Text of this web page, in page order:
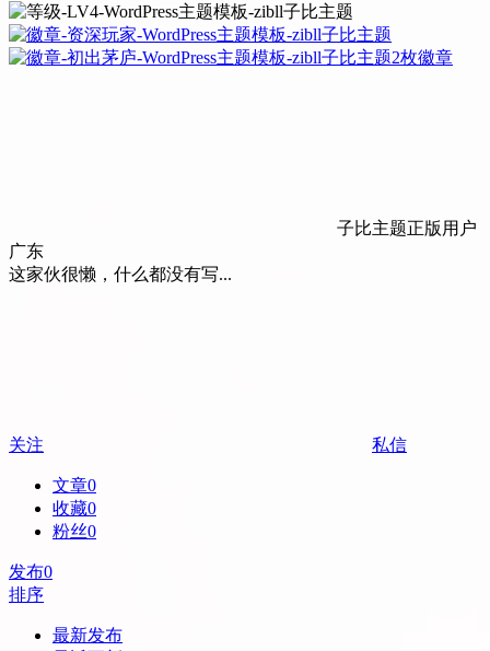
2枚徽章
子比主题正版用户
广东
这家伙很懒，什么都没有写...
关注 私信
文章0
收藏0
粉丝0
发布0
排序
最新发布